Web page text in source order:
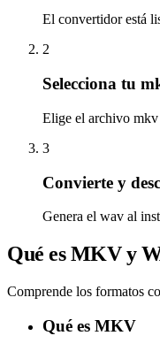
El convertidor está
2
Selecciona tu
Elige el archivo mkv
3
Convierte y
Genera el wav al
Qué es MKV y
Comprende los formatos
Qué es MKV